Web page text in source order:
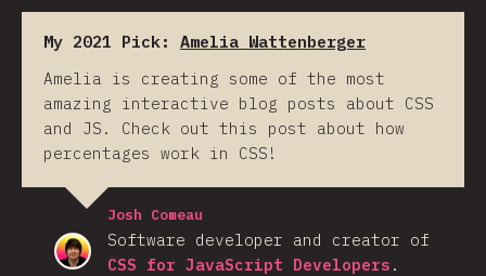
My 2021 Pick: Amelia Wattenberger
Amelia is creating some of the most
amazing interactive blog posts about CSS
and JS. Check out this post about how
percentages work in CSS!
Josh Comeau
Software developer and creator of
CSS for JavaScript Developers .